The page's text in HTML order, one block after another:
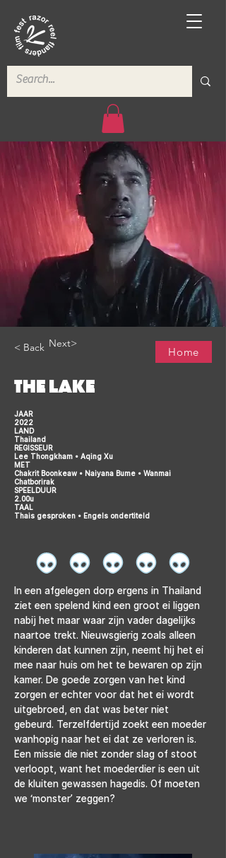
< Back Next>
Home
THE LAKE
JAAR
2022
LAND
Thailand
REGISSEUR
Lee Thongkham • Aqing Xu
MET
Chakrit Boonkeaw • Naiyana Bume • Wanmai
Chatborirak
SPEELDUUR
2.00u
TAAL
Thais gesproken • Engels ondertiteld
In een afgelegen dorp ergens in Thailand
ziet een spelend kind een groot ei liggen
nabij het maar waar zijn vader dagelijks
naartoe trekt. Nieuwsgierig zoals alleen
kinderen dat kunnen zijn, neemt hij het ei
mee naar huis om het te bewaren op zijn
kamer. De goede zorgen van het kind
zorgen er echter voor dat het ei wordt
uitgebroed, en dat was beter niet
gebeurd. Terzelfdertijd zoekt een moeder
wanhopig naar het ei dat ze verloren is.
Een missie die niet zonder slag of stoot
verloopt, want het moederdier is een uit
de kluiten gewassen hagedis. Of moeten
we ‘monster’ zeggen?